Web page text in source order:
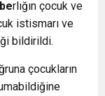
rlığın çocuk ve
istismarı ve
bildirildi.
çocukların